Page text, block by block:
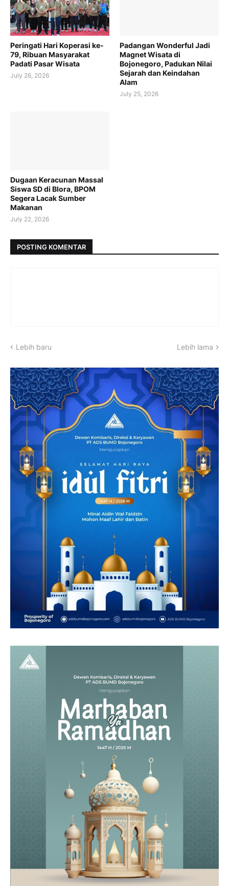
Peringati Hari Koperasi ke-
79, Ribuan Masyarakat
Padati Pasar Wisata
July 26, 2026
Padangan Wonderful Jadi
Magnet Wisata di
Bojonegoro, Padukan Nilai
Sejarah dan Keindahan
Alam
July 25, 2026
Dugaan Keracunan Massal
Siswa SD di Blora, BPOM
Segera Lacak Sumber
Makanan
July 22, 2026
POSTING KOMENTAR
Lebih baru Lebih lama